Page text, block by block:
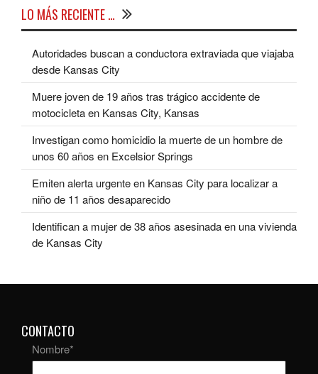
LO MÁS RECIENTE …
Autoridades buscan a conductora extraviada que viajaba
desde Kansas City
Muere joven de 19 años tras trágico accidente de
motocicleta en Kansas City, Kansas
Investigan como homicidio la muerte de un hombre de
unos 60 años en Excelsior Springs
Emiten alerta urgente en Kansas City para localizar a
niño de 11 años desaparecido
Identifican a mujer de 38 años asesinada en una vivienda
de Kansas City
CONTACTO
Nombre*